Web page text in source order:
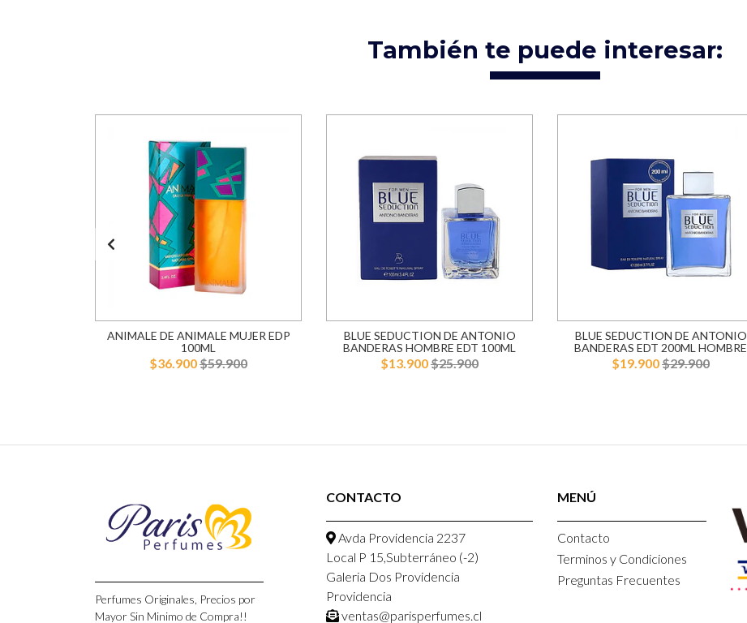
También te puede interesar:
ANIMALE DE ANIMALE MUJER EDP
100ML
$36.900$59.900
BLUE SEDUCTION DE ANTONIO
BANDERAS HOMBRE EDT 100ML
$13.900$25.900
BLUE SEDUCTION DE ANTONIO
BANDERAS EDT 200ML HOMBRE
$19.900$29.900
Perfumes Originales, Precios por
Mayor Sin Minimo de Compra!!
CONTACTO
Avda Providencia 2237
Local P 15,Subterráneo (-2)
Galeria Dos Providencia
Providencia
ventas@parisperfumes.cl
MENÚ
Contacto
Terminos y Condiciones
Preguntas Frecuentes